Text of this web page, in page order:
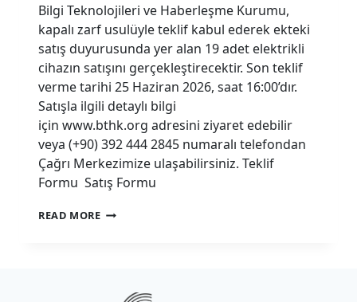
Bilgi Teknolojileri ve Haberleşme Kurumu,
kapalı zarf usulüyle teklif kabul ederek ekteki
satış duyurusunda yer alan 19 adet elektrikli
cihazın satışını gerçekleştirecektir. Son teklif
verme tarihi 25 Haziran 2026, saat 16:00’dır.
Satışla ilgili detaylı bilgi
için www.bthk.org adresini ziyaret edebilir
veya (+90) 392 444 2845 numaralı telefondan
Çağrı Merkezimize ulaşabilirsiniz. Teklif
Formu Satış Formu
READ MOREELEKTRIKLI